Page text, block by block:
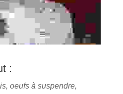
:
oeufs à suspendre,